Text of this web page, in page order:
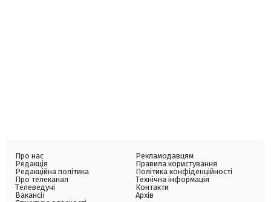
Про нас
Редакція
Редакційна політика
Про телеканал
Телеведучі
Вакансії
Рекламодавцям
Правила користування
Політика конфіденційності
Технічна інформація
Контакти
Архів